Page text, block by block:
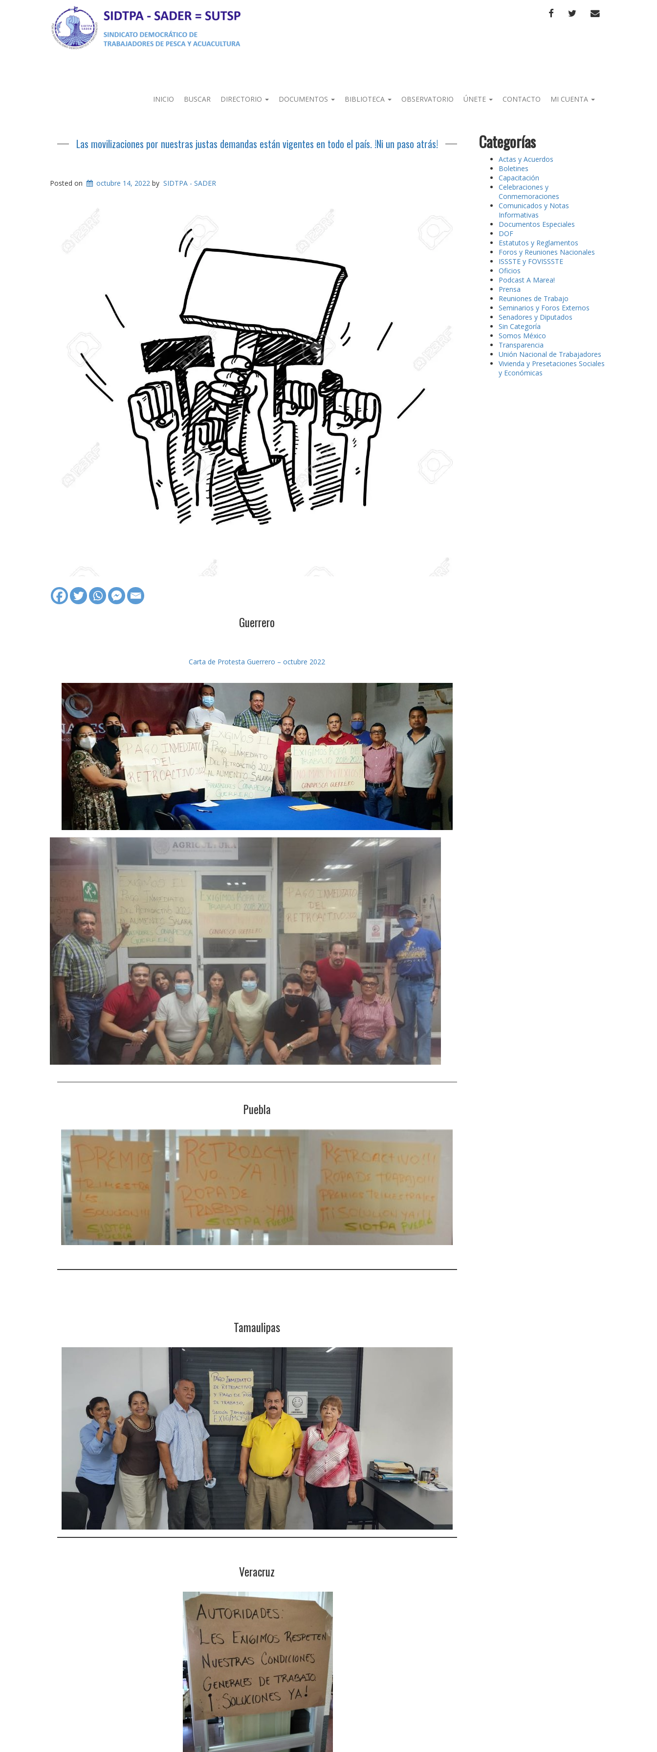
FACEBOOKTWITTERCORREO
INICIO BUSCAR DIRECTORIO DOCUMENTOS BIBLIOTECA OBSERVATORIO ÚNETE CONTACTO MI CUENTA
Las movilizaciones por nuestras justas demandas están vigentes en todo el país. !Ni un paso atrás!
Posted on octubre 14, 2022 by SIDTPA - SADER
Guerrero
Carta de Protesta Guerrero – octubre 2022
Puebla
Tamaulipas
Veracruz
Categorías
Actas y Acuerdos
Boletines
Capacitación
Celebraciones y
Conmemoraciones
Comunicados y Notas
Informativas
Documentos Especiales
DOF
Estatutos y Reglamentos
Foros y Reuniones Nacionales
ISSSTE y FOVISSSTE
Oficios
Podcast A Marea!
Prensa
Reuniones de Trabajo
Seminarios y Foros Externos
Senadores y Diputados
Sin Categoría
Somos México
Transparencia
Unión Nacional de Trabajadores
Vivienda y Presetaciones Sociales
y Económicas